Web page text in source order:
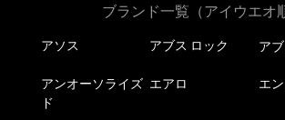
ブランド一覧（アイウエオ
アソス アブス ロック ア
アンオーソライズ
ド
エアロ エ